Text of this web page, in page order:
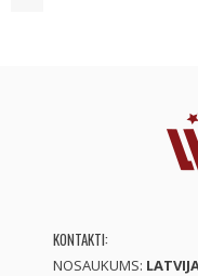
KONTAKTI:
NOSAUKUMS: